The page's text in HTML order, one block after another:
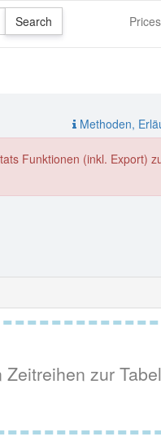
Prices
Methoden,
Funktionen (inkl. Export)
Zeitreihen zur